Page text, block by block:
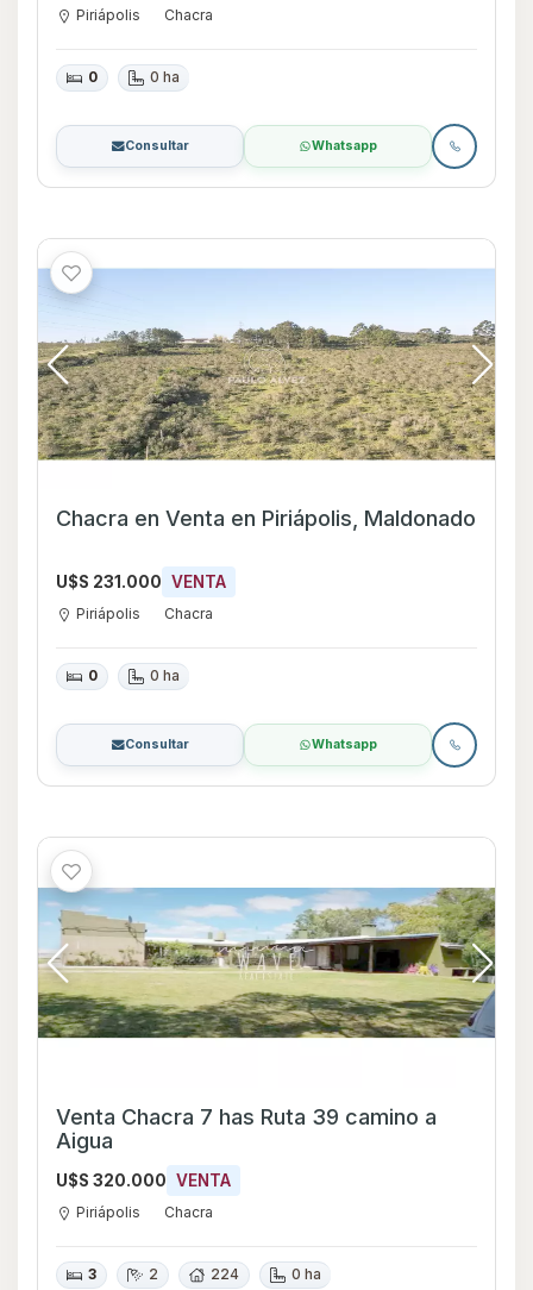
Piriápolis Chacra
0 0 ha
Consultar Whatsapp
Chacra en Venta en Piriápolis, Maldonado
U$S 231.000 VENTA
Piriápolis Chacra
0 0 ha
Consultar Whatsapp
Venta Chacra 7 has Ruta 39 camino a
Aigua
U$S 320.000 VENTA
Piriápolis Chacra
3 2 224 0 ha